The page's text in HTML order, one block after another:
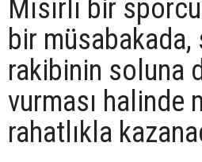
Mısırlı bir
bir
rakibinin soluna
vurması halinde
rahatlıkla